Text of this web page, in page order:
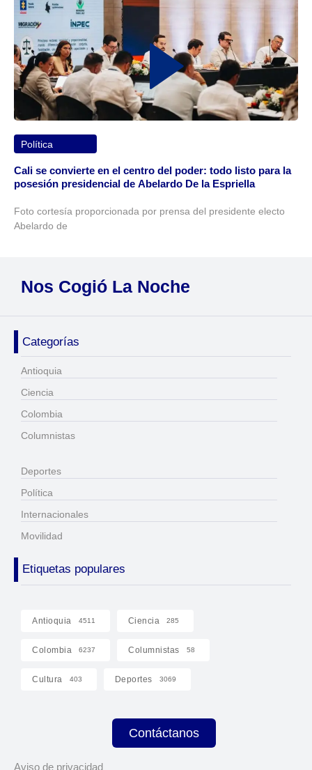
Política
Cali se convierte en el centro del poder: todo listo para la
posesión presidencial de Abelardo De la Espriella
Foto cortesía proporcionada por prensa del presidente electo
Abelardo de
Nos Cogió La Noche
Categorías
Antioquia
Ciencia
Colombia
Columnistas
Deportes
Política
Internacionales
Movilidad
Etiquetas populares
Antioquia 4511 Ciencia 285
Colombia 6237 Columnistas 58
Cultura 403 Deportes 3069
Contáctanos
Aviso de privacidad